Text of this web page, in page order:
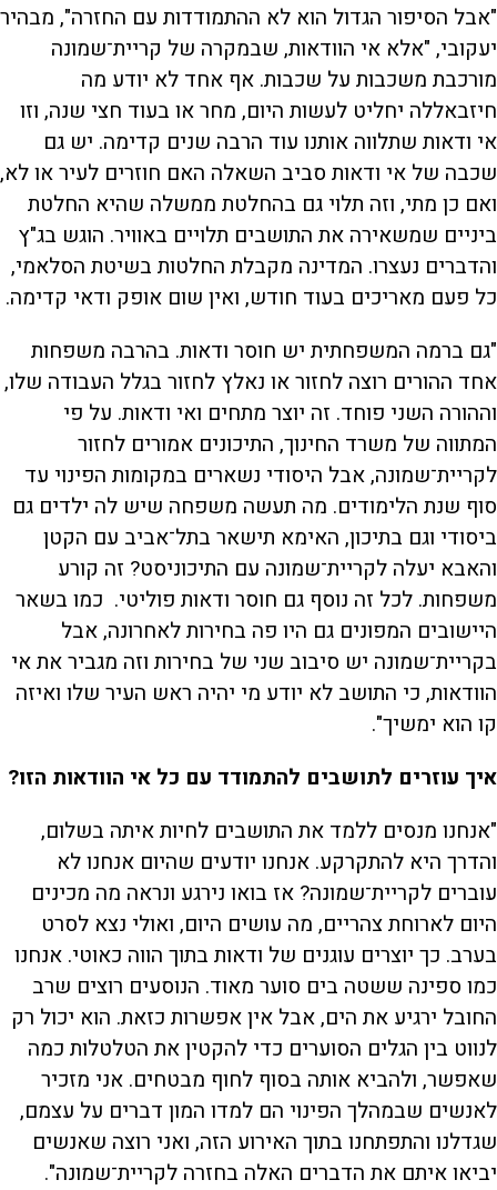
"אבל הסיפור הגדול הוא לא ההתמודדות עם החזרה", מבהיר
יעקובי, "אלא אי הוודאות, שבמקרה של קריית־שמונה
מורכבת משכבות על שכבות. אף אחד לא יודע מה
חיזבאללה יחליט לעשות היום, מחר או בעוד חצי שנה, וזו
אי ודאות שתלווה אותנו עוד הרבה שנים קדימה. יש גם
שכבה של אי ודאות סביב השאלה ה‫אם חוזרים לעיר או לא,
ואם כן מתי, ו‫זה תלוי גם בהחלטת ממשלה שהיא החלטת
ביניים שמשאירה את התושבים תלויים באוויר. הוגש בג"ץ
והדברים נעצרו. המדינה מקבלת החלטות בשיטת הסלאמי,
כל פעם מאריכים בעוד חודש, ואין שום אופק ודאי קדימה.
"גם ברמה המשפחתית יש חוסר ודאות. בהרבה משפחות
אחד ההורים ‫רוצה לחזור או נאלץ לחזור ‫בגלל העבודה שלו,
‫וההורה השני פוחד. זה יוצר מתחים ואי ודאות. על פי
המתווה ‫של משרד החינוך, ‫התיכונים אמורים לחזור
לקריית־שמונה, ‫אבל היסודי נשארים במקומות הפינוי עד
סוף שנת הלימודים. מה תעשה משפחה שיש לה ילדים גם
‫ביסודי וגם בתיכון, האימא תישאר בתל־אביב עם הקטן
והאבא יעלה לקריית־שמונה עם התיכוניסט? זה קורע
משפחות. לכל זה נוסף גם חוסר ודאות פוליטי. כמו בשאר
היישובים המפונים גם היו פה בחירות לאחרונה, אבל
בקריית־שמונה יש סיבוב שני של בחירות וזה מגביר את אי
הוודאות, כי התושב לא יודע מי יהיה ראש העיר ‫שלו ואיזה
קו הוא ימשיך".
איך עוזרים לתושבים להתמודד עם כל אי הוודאות הזו?
"אנחנו מנסים ללמד את התושבים לחיות איתה בשלום,
והדרך היא להתקרקע. אנחנו יודעים שהיום אנחנו לא
עוברים לקריית־שמונה? אז בואו נירגע ונראה מה מכינים
היום לארוחת צהריים, מה עושים היום, ואולי נצא לסרט
בערב. כך יוצרים עוגנים של ודאות בתוך הווה כאוטי. אנחנו
כמו ספינה ששטה בים סוער מאוד. הנוסעים רוצים שרב
החובל ירגיע את הים, אבל אין אפשרות כזאת. הוא יכול רק
לנווט בין הגלים הסוערים כדי להקטין את הטלטלות כמה
שאפשר, ולהביא אותה בסוף לחוף מבטחים. אני מזכיר
לאנשים שבמהלך הפינוי הם למדו המון דברים על עצמם,
שגדלנו והתפתחנו בתוך האירוע הזה, ואני רוצה שאנשים
יביאו איתם את הדברים האלה בחזרה לקריית־שמונה".